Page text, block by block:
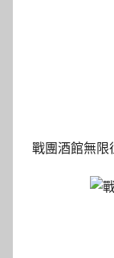
戰團酒館無限